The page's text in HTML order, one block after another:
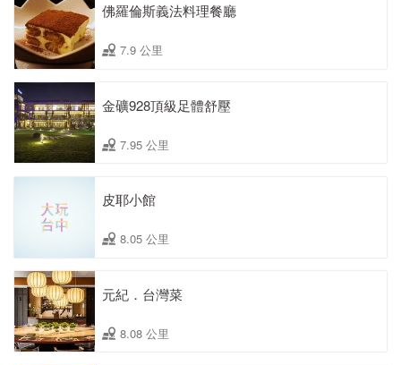
佛羅倫斯義法料理餐廳
7.9 公里
金礦928頂級足體舒壓
7.95 公里
皮耶小館
8.05 公里
元紀．台灣菜
8.08 公里